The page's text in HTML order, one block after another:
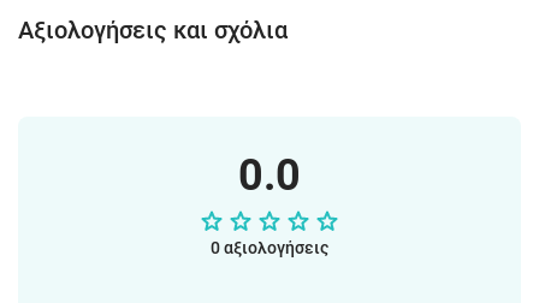
Αξιολογήσεις και σχόλια
0.0
0 αξιολογήσεις